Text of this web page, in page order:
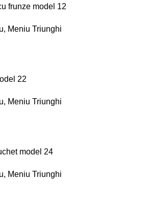
frunze model 12
, Meniu Triunghi
22
, Meniu Triunghi
model 24
, Meniu Triunghi